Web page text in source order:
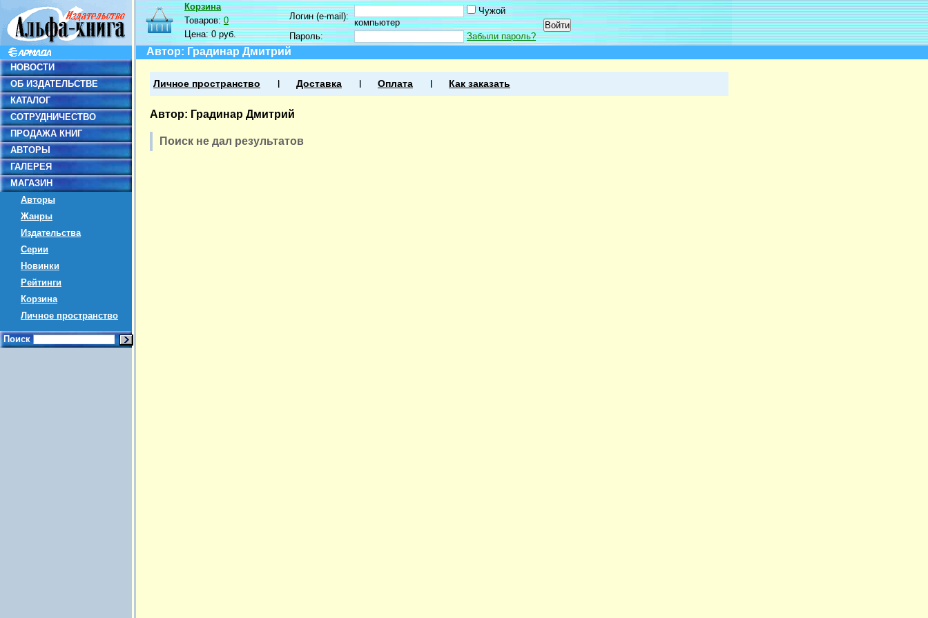
НОВОСТИ
ОБ ИЗДАТЕЛЬСТВЕ
КАТАЛОГ
СОТРУДНИЧЕСТВО
ПРОДАЖА КНИГ
АВТОРЫ
ГАЛЕРЕЯ
МАГАЗИН
Авторы
Жанры
Издательства
Серии
Новинки
Рейтинги
Корзина
Личное пространство
Поиск
Корзина
Товаров:0
Цена:0 руб.
Логин (e-mail):
Чужой
компьютер
Пароль:
Забыли пароль?
Автор: Градинар Дмитрий
Личное пространство Доставка Оплата Как заказать
Автор: Градинар Дмитрий
Поиск не дал результатов